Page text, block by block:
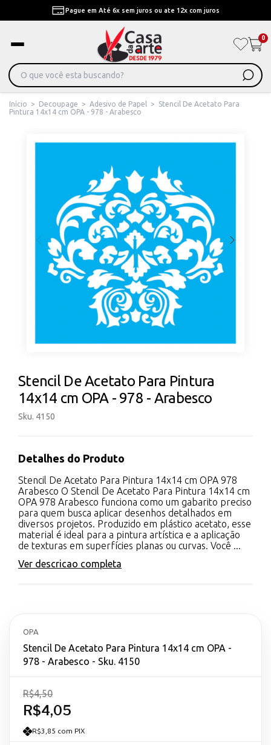
Pague em Até 6x sem juros ou ate 12x com juros
0
Início > Decoupage > Adesivo de Papel >
Stencil De Acetato Para
Pintura 14x14 cm OPA - 978 - Arabesco
Stencil De Acetato Para Pintura
14x14 cm OPA - 978 - Arabesco
Sku. 4150
Detalhes do Produto
Stencil De Acetato Para Pintura 14x14 cm OPA 978
Arabesco O Stencil De Acetato Para Pintura 14x14 cm
OPA 978 Arabesco funciona como um gabarito preciso
para quem busca aplicar desenhos detalhados em
diversos projetos. Produzido em plástico acetato, esse
material é ideal para a pintura artística e a aplicação
de texturas em superfícies planas ou curvas. Você ...
Ver descricao completa
OPA
Stencil De Acetato Para Pintura 14x14 cm OPA -
978 - Arabesco - Sku. 4150
R$4,05
R$4,50
R$3,85 com PIX